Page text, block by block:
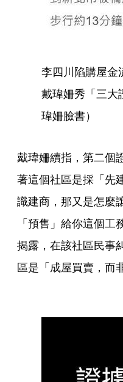
李四川陷購屋金
戴瑋姍秀「三大
瑋姍臉書）
戴瑋姍續指，第二個
著這個社區是採「先
識建商，那又是怎麼
「預售」給你這個
揭露，在該社區民事
區是「成屋買賣，而